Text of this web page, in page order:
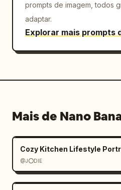
prompts de imagem, todos
adaptar.
Explorar mais prompts
Mais de Nano
Cozy Kitchen Lifestyle
@J⭕DIE